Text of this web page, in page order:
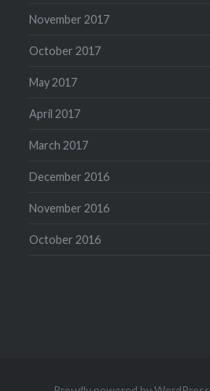
November 2017
October 2017
May 2017
April 2017
March 2017
December 2016
November 2016
October 2016